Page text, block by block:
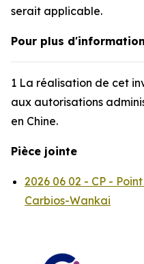
serait applicable.
Pour plus
1 La réalisation de cet
aux autorisations
en Chine.
Pièce jointe
2026 06 02 - CP -
Carbios-Wankai